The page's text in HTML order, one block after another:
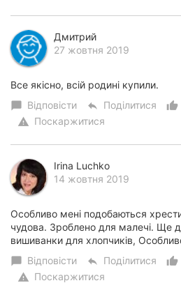
Дмитрий
27 жовтня 2019
Все якісно, всій родині купили.
chat_bubble Відповісти reply Поділитися
warning Поскаржитися
Irina Luchko
14 жовтня 2019
Особливо мені подобаються
чудова. Зроблено для малечі. Ще
вишиванки для хлопчиків,
chat_bubble Відповісти reply Поділитися
warning Поскаржитися